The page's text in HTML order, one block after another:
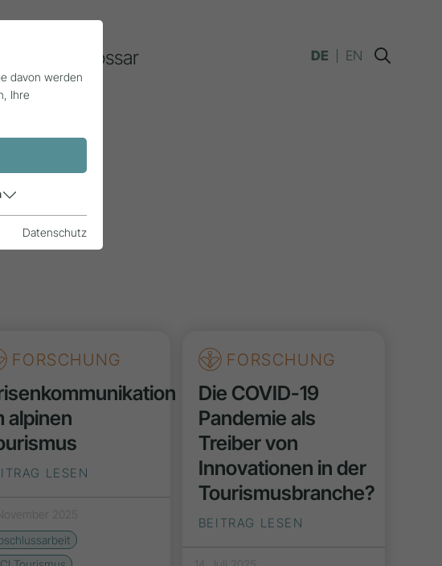
Glossar DE EN
FORSCHUNG
alpinen
LESEN
2025
FORSCHUNG
Die COVID-19
Pandemie als
Treiber von
Innovationen in der
Tourismusbranche?
BEITRAG LESEN
davon werden
Ihre
Datenschutz